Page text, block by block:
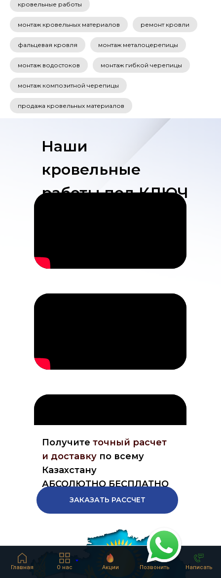
Главная О нас Акции Позвонить Написать
кровельные работы
монтаж кровельных материалов ремонт кровли
фальцевая кровля монтаж металоцерепицы
монтаж водостоков монтаж гибкой черепицы
монтаж композитной черепицы
продажа кровельных материалов
Наши
кровельные
работы под КЛЮЧ
Получите точный расчет
и доставку по всему
Казахстану
АБСОЛЮТНО БЕСПЛАТНО
ЗАКАЗАТЬ РАССЧЕТ